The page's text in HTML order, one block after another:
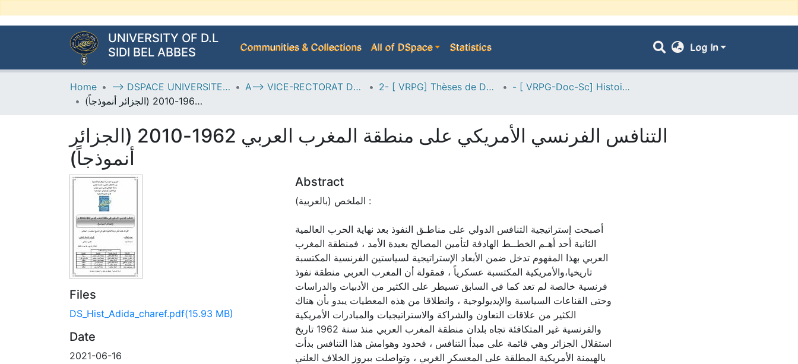
UNIVERSITY OF D.L
SIDI BEL ABBES
Communities & Collections All of DSpace Statistics Log In
Home --> DSPACE UNIVERSITE DJILALLI LIABES DE SIDI BEL ABBES A--> VICE-RECTORAT DE LA POST-GRADUATION 2- [ VRPG] Thèses de Doctorat en Sciences
- [ VRPG-Doc-Sc] Histoire --- تاريخ
التنافس الفرنسي الأمريكي على منطقة المغرب العربي 1962-2010 (الجزائر أنموذجاً)
التنافس الفرنسي الأمريكي على منطقة المغرب العربي 1962-2010 (الجزائر
أنموذجاً)
Files
DS_Hist_Adida_charef.pdf(15.93 MB)
Date
2021-06-16
Abstract
الملخص (بالعربية) :
أصبحت إستراتيجية التنافس الدولي على مناطـق النفوذ بعد نهاية الحرب العالمية
الثانية أحد أهـم الخطــط الهادفة لتأمين المصالح بعيدة الأمد ، فمنطقة المغرب
العربي بهذا المفهوم تدخل ضمن الأبعاد الإستراتيجية لسياستين الفرنسية المكتسبة
تاريخيا،والأمريكية المكتسبة عسكرياً ، فمقولة أن المغرب العربي منطقة نفوذ
فرنسية خالصة لم تعد كما في السابق تسيطر على الكثير من الأدبيات والدراسات
وحتى القناعات السياسية والإيديولوجية ، وانطلاقا من هذه المعطيات يبدو بأن هناك
الكثير من علاقات التعاون والشراكة والاستراتيجيات والمبادرات الأمريكية
والفرنسية غير المتكافئة تجاه بلدان منطقة المغرب العربي منذ سنة 1962 تاريخ
استقلال الجزائر وهي قائمة على مبدأ التنافس ، فحدود وهوامش هذا التنافس بدأت
بالهيمنة الأمريكية المطلقة على المعسكر الغربي ، وتواصلت ببروز الخلاف العلني